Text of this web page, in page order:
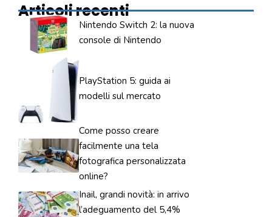
Articoli recenti
Nintendo Switch 2: la nuova
console di Nintendo
PlayStation 5: guida ai
modelli sul mercato
Come posso creare
facilmente una tela
fotografica personalizzata
online?
Inail, grandi novità: in arrivo
l’adeguamento del 5,4%